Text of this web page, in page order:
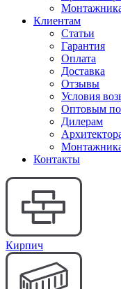
Клиентам
Статьи
Гарантия
Оплата
Доставка
Отзывы
Условия
Оптовым
Дилерам
Контакты
Кирпич